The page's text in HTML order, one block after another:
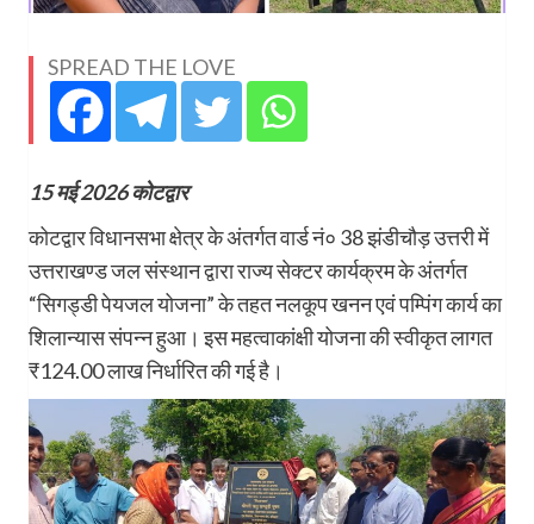
SPREAD THE LOVE
15 मई 2026 कोटद्वार
कोटद्वार विधानसभा क्षेत्र के अंतर्गत वार्ड नं० 38 झंडीचौड़ उत्तरी में
उत्तराखण्ड जल संस्थान द्वारा राज्य सेक्टर कार्यक्रम के अंतर्गत
“सिगड्डी पेयजल योजना” के तहत नलकूप खनन एवं पम्पिंग कार्य का
शिलान्यास संपन्न हुआ। इस महत्वाकांक्षी योजना की स्वीकृत लागत
₹124.00 लाख निर्धारित की गई है।